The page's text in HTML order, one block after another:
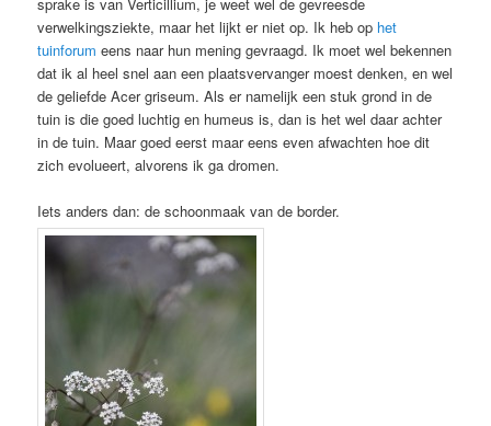
verwelkingsziekte, maar het lijkt er niet op. Ik heb op het
tuinforum eens naar hun mening gevraagd. Ik moet wel bekennen
dat ik al heel snel aan een plaatsvervanger moest denken, en wel
de geliefde Acer griseum. Als er namelijk een stuk grond in de
tuin is die goed luchtig en humeus is, dan is het wel daar achter
in de tuin. Maar goed eerst maar eens even afwachten hoe dit
zich evolueert, alvorens ik ga dromen.
Iets anders dan: de schoonmaak van de border.